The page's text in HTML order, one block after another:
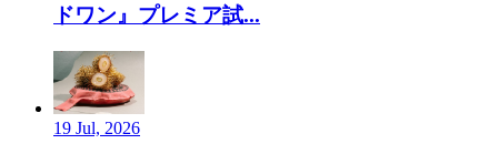
ドワン』プレミア試...
19 Jul, 2026